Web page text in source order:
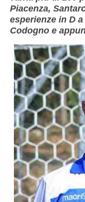
Piacenza,
esperienze in D
Codogno e